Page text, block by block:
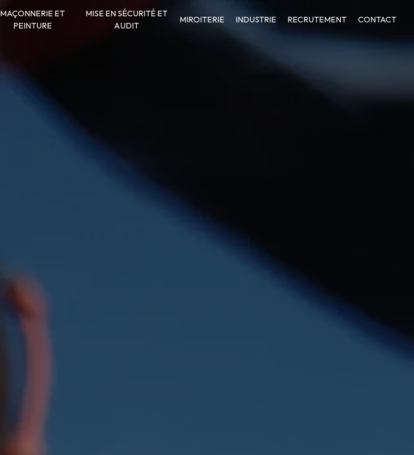
MAÇONNERIE ET
PEINTURE
MISE EN SÉCURITÉ ET
AUDIT
MIROITERIE INDUSTRIE RECRUTEMENT CONTACT